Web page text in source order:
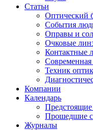
Статьи
Оптический
События
Оправы и
Очковые
Контактные
Техник оптик
Компании
Календарь
Прошедшие
Журналы